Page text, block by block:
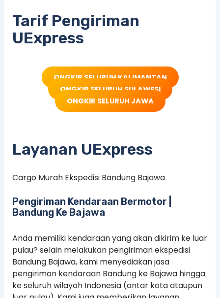
Tarif Pengiriman
UExpress
ONGKIR SELURUH KALIMANTAN
ONGKIR SELURUH SULAWESI
ONGKIR SELURUH JAWA
Layanan UExpress
Cargo Murah Ekspedisi Bandung Bajawa
Pengiriman Kendaraan Bermotor |
Bandung Ke Bajawa
Anda memiliki kendaraan yang akan dikirim ke luar
pulau? selain melakukan pengiriman ekspedisi
Bandung Bajawa, kami menyediakan jasa
pengiriman kendaraan Bandung ke Bajawa hingga
ke seluruh wilayah Indonesia (antar kota ataupun